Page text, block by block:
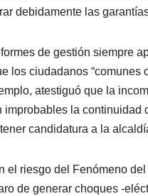
debidamente las
de gestión siempre
los ciudadanos “comunes
atestiguó que la
improbables la
candidatura a la
el riesgo del Fenómeno
de generar choques -